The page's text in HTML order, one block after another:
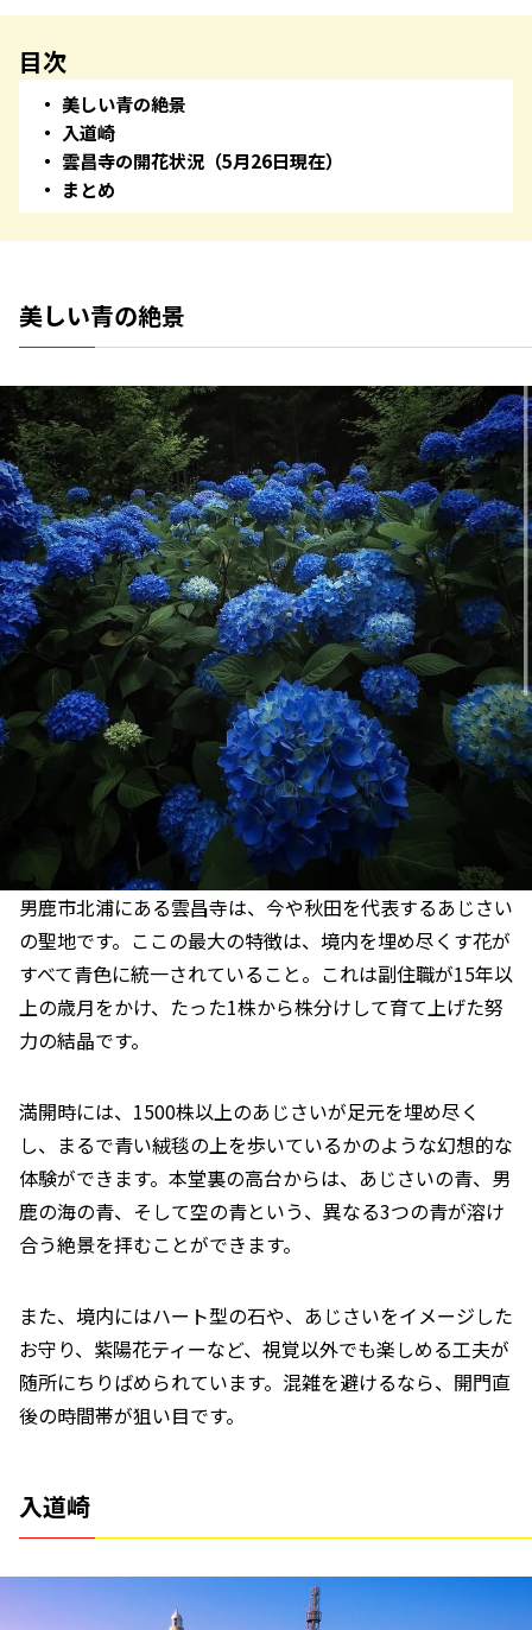
目次
美しい青の絶景
入道崎
雲昌寺の開花状況（5月26日現在）
まとめ
美しい青の絶景
男鹿市北浦にある雲昌寺は、今や秋田を代表するあじさい
の聖地です。ここの最大の特徴は、境内を埋め尽くす花が
すべて青色に統一されていること。これは副住職が15年以
上の歳月をかけ、たった1株から株分けして育て上げた努
力の結晶です。
満開時には、1500株以上のあじさいが足元を埋め尽く
し、まるで青い絨毯の上を歩いているかのような幻想的な
体験ができます。本堂裏の高台からは、あじさいの青、男
鹿の海の青、そして空の青という、異なる3つの青が溶け
合う絶景を拝むことができます。
また、境内にはハート型の石や、あじさいをイメージした
お守り、紫陽花ティーなど、視覚以外でも楽しめる工夫が
随所にちりばめられています。混雑を避けるなら、開門直
後の時間帯が狙い目です。
入道崎